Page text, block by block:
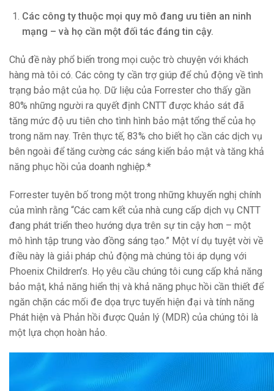
Các công ty thuộc mọi quy mô đang ưu tiên an ninh
mạng – và họ cần một đối tác đáng tin cậy.
Chủ đề này phổ biến trong mọi cuộc trò chuyện với khách
hàng mà tôi có. Các công ty cần trợ giúp để chủ động về tình
trạng bảo mật của họ. Dữ liệu của Forrester cho thấy gần
80% những người ra quyết định CNTT được khảo sát đã
tăng mức độ ưu tiên cho tình hình bảo mật tổng thể của họ
trong năm nay. Trên thực tế, 83% cho biết họ cần các dịch vụ
bên ngoài để tăng cường các sáng kiến ​​bảo mật và tăng khả
năng phục hồi của doanh nghiệp.*
Forrester tuyên bố trong một trong những khuyến nghị chính
của mình rằng “Các cam kết của nhà cung cấp dịch vụ CNTT
đang phát triển theo hướng dựa trên sự tin cậy hơn – một
mô hình tập trung vào đồng sáng tạo.” Một ví dụ tuyệt vời về
điều này là giải pháp chủ động mà chúng tôi áp dụng với
Phoenix Children’s. Họ yêu cầu chúng tôi cung cấp khả năng
bảo mật, khả năng hiển thị và khả năng phục hồi cần thiết để
ngăn chặn các mối đe dọa trực tuyến hiện đại và tính năng
Phát hiện và Phản hồi được Quản lý (MDR) của chúng tôi là
một lựa chọn hoàn hảo.